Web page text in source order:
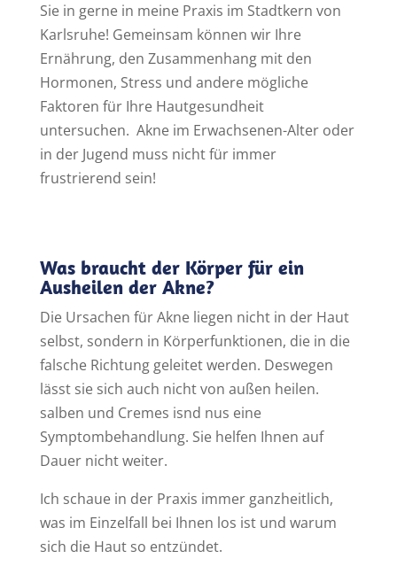
Sie in gerne in meine Praxis im Stadtkern von
Karlsruhe! Gemeinsam können wir Ihre
Ernährung, den Zusammenhang mit den
Hormonen, Stress und andere mögliche
Faktoren für Ihre Hautgesundheit
untersuchen. Akne im Erwachsenen-Alter oder
in der Jugend muss nicht für immer
frustrierend sein!
Was braucht der Körper für ein
Ausheilen der Akne?
Die Ursachen für Akne liegen nicht in der Haut
selbst, sondern in Körperfunktionen, die in die
falsche Richtung geleitet werden. Deswegen
lässt sie sich auch nicht von außen heilen.
salben und Cremes isnd nus eine
Symptombehandlung. Sie helfen Ihnen auf
Dauer nicht weiter.
Ich schaue in der Praxis immer ganzheitlich,
was im Einzelfall bei Ihnen los ist und warum
sich die Haut so entzündet.